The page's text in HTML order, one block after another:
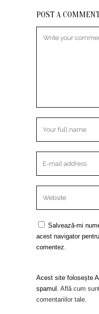
POST A
Salvează-mi
acest navigator
comentez.
Acest site folosește
spamul. Află cum
comentariilor tale.